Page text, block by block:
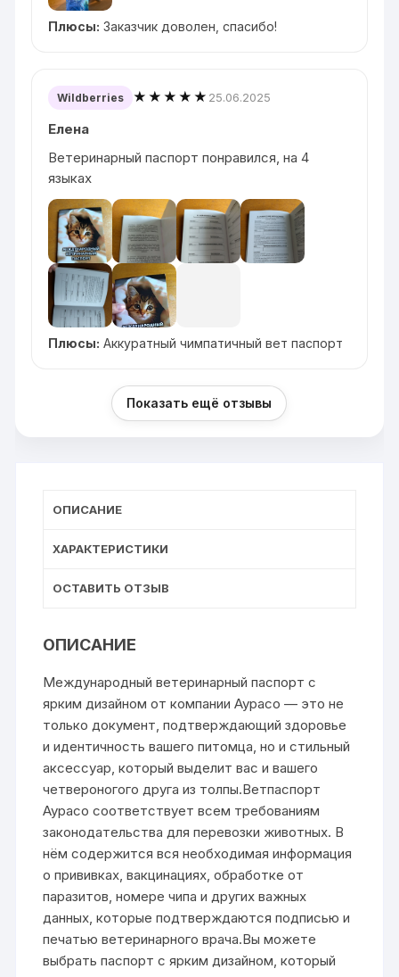
Плюсы: Заказчик доволен, спасибо!
Wildberries ★★★★★ 25.06.2025
Елена
Ветеринарный паспорт понравился, на 4
языках
Плюсы: Аккуратный чимпатичный вет паспорт
Показать ещё отзывы
ОПИСАНИЕ
ХАРАКТЕРИСТИКИ
ОСТАВИТЬ ОТЗЫВ
ОПИСАНИЕ
Международный ветеринарный паспорт с
ярким дизайном от компании Аурасо — это не
только документ, подтверждающий здоровье
и идентичность вашего питомца, но и стильный
аксессуар, который выделит вас и вашего
четвероногого друга из толпы.Ветпаспорт
Аурасо соответствует всем требованиям
законодательства для перевозки животных. В
нём содержится вся необходимая информация
о прививках, вакцинациях, обработке от
паразитов, номере чипа и других важных
данных, которые подтверждаются подписью и
печатью ветеринарного врача.Вы можете
выбрать паспорт с ярким дизайном, который